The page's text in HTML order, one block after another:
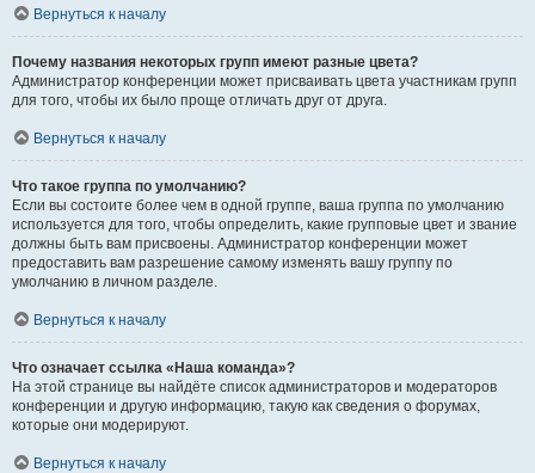
Вернуться к началу
Почему названия некоторых групп имеют разные цвета?
Администратор конференции может присваивать цвета участникам групп
для того, чтобы их было проще отличать друг от друга.
Вернуться к началу
Что такое группа по умолчанию?
Если вы состоите более чем в одной группе, ваша группа по умолчанию
используется для того, чтобы определить, какие групповые цвет и звание
должны быть вам присвоены. Администратор конференции может
предоставить вам разрешение самому изменять вашу группу по
умолчанию в личном разделе.
Вернуться к началу
Что означает ссылка «Наша команда»?
На этой странице вы найдёте список администраторов и модераторов
конференции и другую информацию, такую как сведения о форумах,
которые они модерируют.
Вернуться к началу